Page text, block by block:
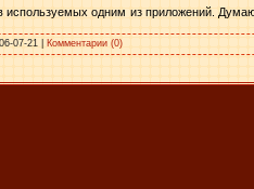
одним из приложений.
07-21 Комментарии (0)